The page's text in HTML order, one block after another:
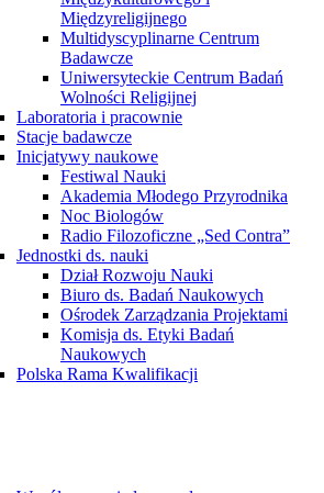
Międzyreligijnego
Multidyscyplinarne Centrum
Badawcze
Uniwersyteckie Centrum Badań
Wolności Religijnej
Laboratoria i pracownie
Stacje badawcze
Inicjatywy naukowe
Festiwal Nauki
Akademia Młodego Przyrodnika
Noc Biologów
Radio Filozoficzne „Sed Contra”
Jednostki ds. nauki
Dział Rozwoju Nauki
Biuro ds. Badań Naukowych
Ośrodek Zarządzania Projektami
Komisja ds. Etyki Badań
Naukowych
Polska Rama Kwalifikacji